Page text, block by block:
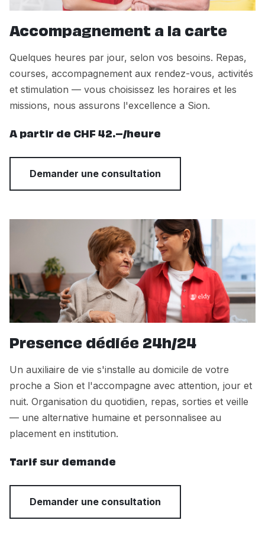
Accompagnement a la carte
Quelques heures par jour, selon vos besoins. Repas,
courses, accompagnement aux rendez-vous, activités
et stimulation — vous choisissez les horaires et les
missions, nous assurons l'excellence a Sion.
A partir de CHF 42.–/heure
Demander une consultation
Presence dédiée 24h/24
Un auxiliaire de vie s'installe au domicile de votre
proche a Sion et l'accompagne avec attention, jour et
nuit. Organisation du quotidien, repas, sorties et veille
— une alternative humaine et personnalisee au
placement en institution.
Tarif sur demande
Demander une consultation